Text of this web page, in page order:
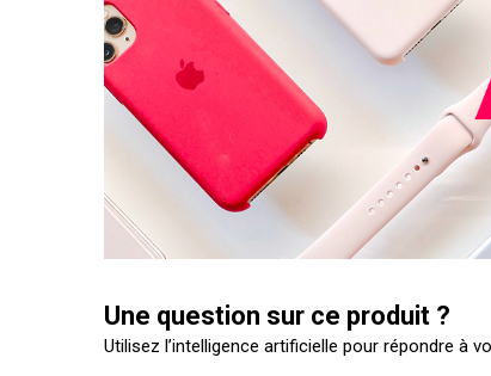
Une question sur ce produit ?
Utilisez l’intelligence artificielle pour répondre à